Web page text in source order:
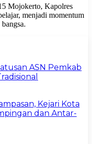
Mojokerto, Kapolres
menjadi momentum
ASN Pemkab
Kejari Kota
dan Antar-